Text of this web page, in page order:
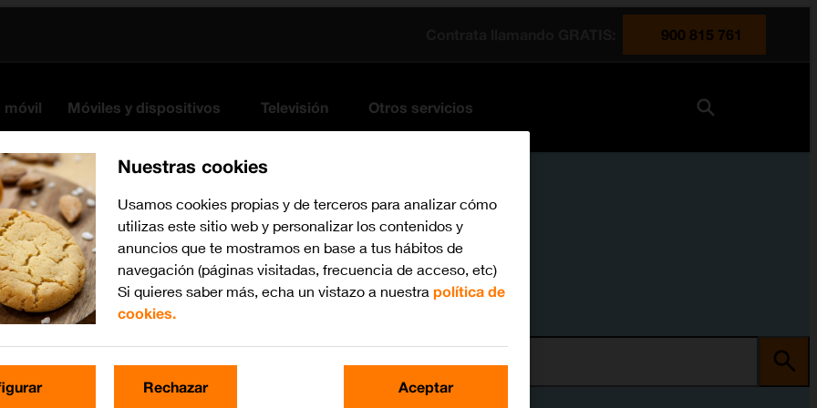
900 815 761
móvil Móviles y dispositivos Televisión Otros servicios
Nuestras cookies
Usamos cookies propias y de terceros para analizar cómo
utilizas este sitio web y personalizar los contenidos y
anuncios que te mostramos en base a tus hábitos de
navegación (páginas visitadas, frecuencia de acceso, etc)
Si quieres saber más, echa un vistazo a nuestra política de
cookies.
Rechazar Aceptar